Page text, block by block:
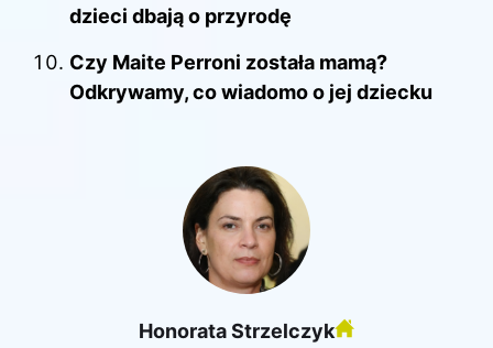
dzieci dbają o przyrodę
Czy Maite Perroni została mamą?
Odkrywamy, co wiadomo o jej dziecku
Honorata Strzelczyk